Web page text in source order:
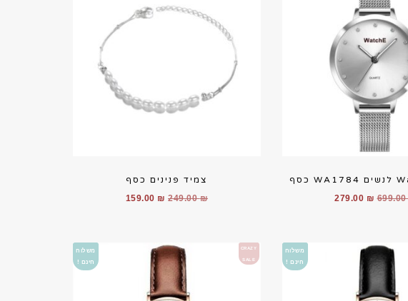
699.00 המחיר
699.00 ₪.
279.00 ₪
המחיר
צמיד פנינים כסף
249.00₪
המחיר
249.00 ₪.
159.00 ₪
המחיר
משלוח
חינם !
CRAZY
SALE
משלוח
חינם !